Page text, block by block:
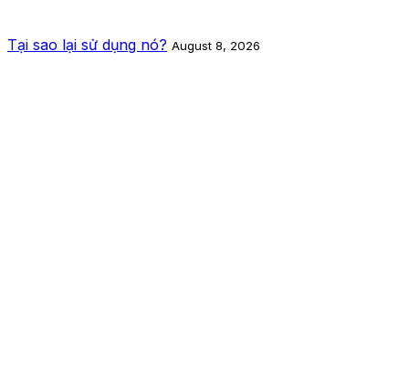
Tại sao lại sử dụng nó? August 8, 2026